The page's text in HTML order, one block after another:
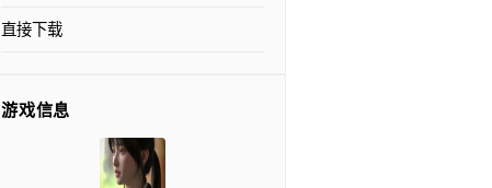
直接下载
游戏信息